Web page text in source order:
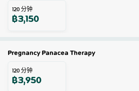
120分钟
฿3,150
Pregnancy Panacea Therapy
120分钟
฿3,950